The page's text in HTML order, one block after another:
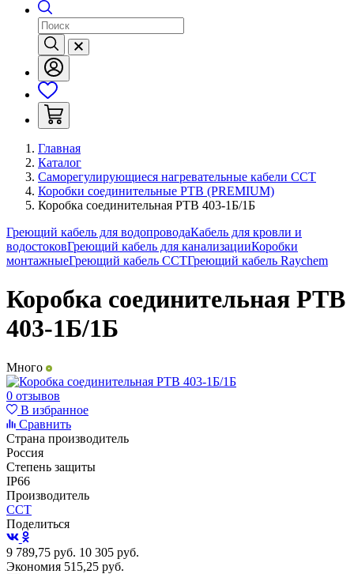
Главная
Каталог
Саморегулирующиеся нагревательные кабели ССТ
Коробки соединительные РТВ (PREMIUM)
Коробка соединительная РТВ 403-1Б/1Б
Греющий кабель для водопроводаКабель для кровли и
водостоковГреющий кабель для канализацииКоробки
монтажныеГреющий кабель ССТГреющий кабель Raychem
Коробка соединительная РТВ
403-1Б/1Б
Много
0 отзывов
В избранное
Сравнить
Страна производитель
Россия
Степень защиты
IP66
Производитель
ССТ
Поделиться
9 789,75 руб. 10 305 руб.
Экономия 515,25 руб.